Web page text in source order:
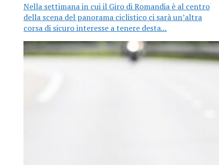
Nella settimana in cui il Giro di Romandia è al centro
della scena del panorama ciclistico ci sarà un’altra
corsa di sicuro interesse a tenere desta...